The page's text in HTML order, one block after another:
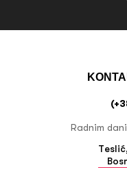
Radnim